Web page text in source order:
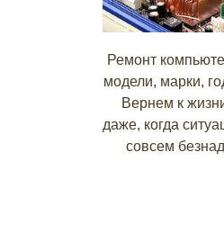
Ремонт
модели, марки,
Вернем к
даже, когда
совсем